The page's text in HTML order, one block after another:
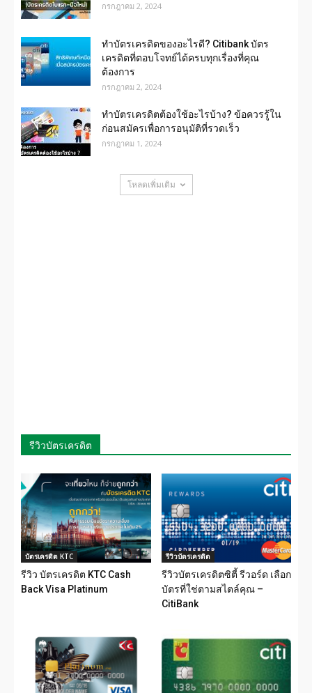
กรกฎาคม 2, 2024
ทำบัตรเครดิตของอะไรดี? Citibank บัตร
เครดิตที่ตอบโจทย์ได้ครบทุกเรื่องที่คุณ
ต้องการ
กรกฎาคม 2, 2024
ทําบัตรเครดิตต้องใช้อะไรบ้าง? ข้อควรรู้ใน
ก่อนสมัครเพื่อการอนุมัติที่รวดเร็ว
กรกฎาคม 1, 2024
โหลดเพิ่มเติม
รีวิวบัตรเครดิต
บัตรเครดิต KTC
รีวิว บัตรเครดิต KTC Cash
Back Visa Platinum
รีวิวบัตรเครดิต
รีวิวบัตรเครดิตซิตี้ รีวอร์ด เลือก
บัตรที่ใช่ตามสไตล์คุณ –
CitiBank